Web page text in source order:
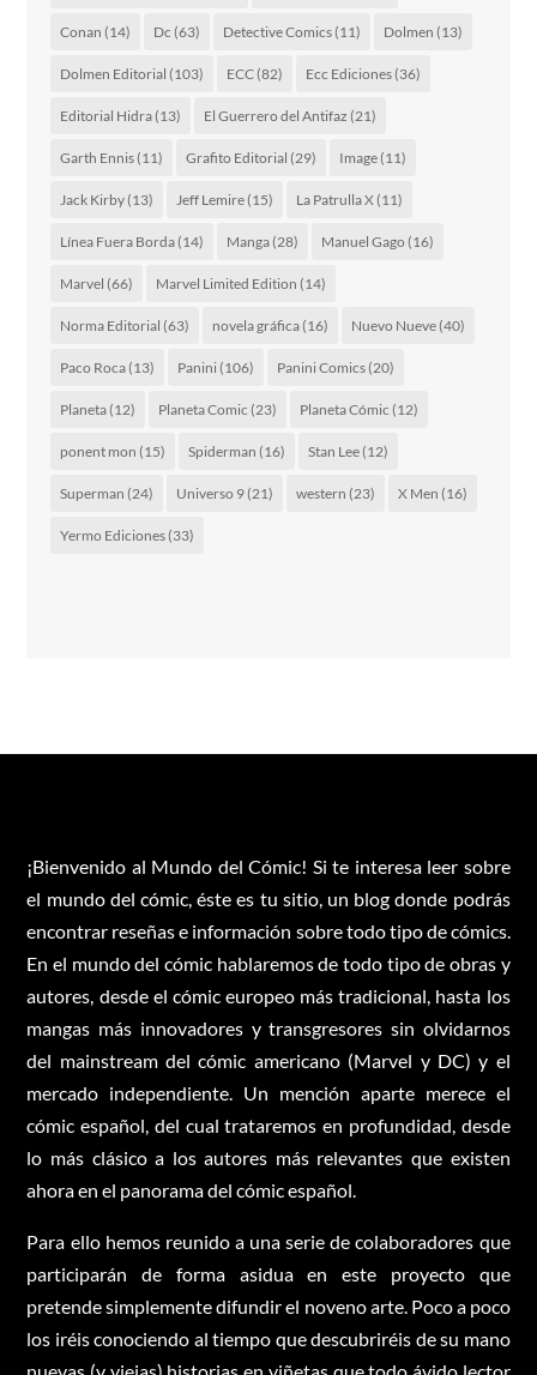
Conan (14) Dc (63) Detective Comics(11) Dolmen (13)
Dolmen Editorial (103) ECC(82) Ecc Ediciones(36)
Editorial Hidra(13) El Guerrero del Antifaz (21)
Garth Ennis(11) Grafito Editorial (29) Image(11)
Jack Kirby(13) Jeff Lemire(15) La Patrulla X(11)
Línea Fuera Borda(14) Manga(28) Manuel Gago (16)
Marvel (66) Marvel Limited Edition (14)
Norma Editorial (63) novela gráfica(16) Nuevo Nueve(40)
Paco Roca(13) Panini(106) Panini Comics(20)
Planeta(12) Planeta Comic (23) Planeta Cómic (12)
ponent mon (15) Spiderman (16) Stan Lee(12)
Superman (24) Universo 9(21) western (23) X Men (16)
Yermo Ediciones(33)
¡Bienvenido al Mundo del Cómic! Si te interesa leer sobre
el mundo del cómic, éste es tu sitio, un blog donde podrás
encontrar reseñas e información sobre todo tipo de cómics.
En el mundo del cómic hablaremos de todo tipo de obras y
autores, desde el cómic europeo más tradicional, hasta los
mangas más innovadores y transgresores sin olvidarnos
del mainstream del cómic americano (Marvel y DC) y el
mercado independiente. Un mención aparte merece el
cómic español, del cual trataremos en profundidad, desde
lo más clásico a los autores más relevantes que existen
ahora en el panorama del cómic español.
Para ello hemos reunido a una serie de colaboradores que
participarán de forma asidua en este proyecto que
pretende simplemente difundir el noveno arte. Poco a poco
los iréis conociendo al tiempo que descubriréis de su mano